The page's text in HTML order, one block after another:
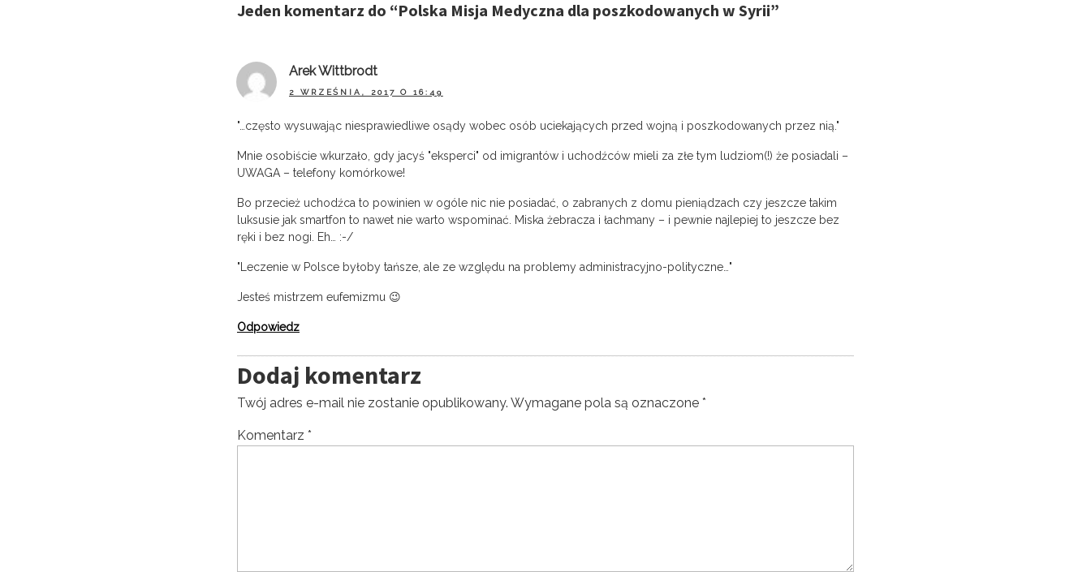
Jeden komentarz do “Polska Misja Medyczna dla poszkodowanych w Syrii”
Arek Wittbrodt
2 WRZEŚNIA, 2017 O 16:49
"…często wysuwając niesprawiedliwe osądy wobec osób uciekających przed wojną i poszkodowanych przez nią."
Mnie osobiście wkurzało, gdy jacyś "eksperci" od imigrantów i uchodźców mieli za złe tym ludziom(!) że posiadali –
UWAGA – telefony komórkowe!
Bo przecież uchodźca to powinien w ogóle nic nie posiadać, o zabranych z domu pieniądzach czy jeszcze takim
luksusie jak smartfon to nawet nie warto wspominać. Miska żebracza i łachmany – i pewnie najlepiej to jeszcze bez
ręki i bez nogi. Eh… :-/
"Leczenie w Polsce byłoby tańsze, ale ze względu na problemy administracyjno-polityczne…"
Jesteś mistrzem eufemizmu 😉
Odpowiedz
Dodaj komentarz
Twój adres e-mail nie zostanie opublikowany. Wymagane pola są oznaczone *
Komentarz *